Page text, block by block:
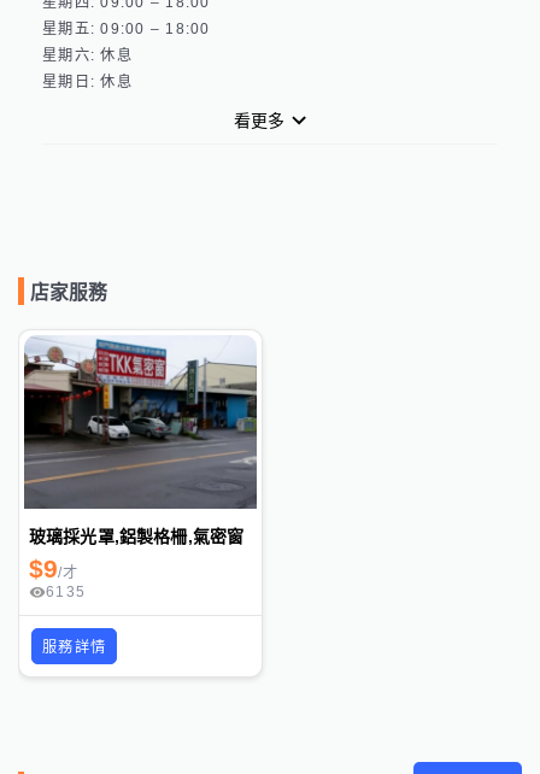
星期五: 09:00 – 18:00
星期六: 休息
看更多
店家服務
玻璃採光罩,鋁製格柵,氣密窗
$9/才
6135
服務詳情